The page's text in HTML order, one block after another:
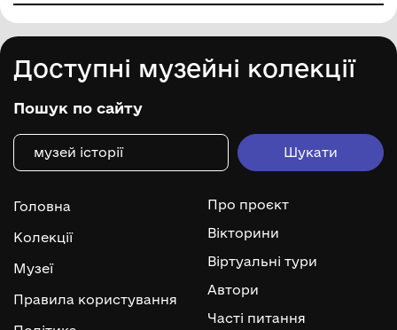
Доступні музейні колекції
Пошук по сайту
Головна
Колекції
Музеї
Правила користування
Про проєкт
Вікторини
Віртуальні тури
Автори
Часті питання